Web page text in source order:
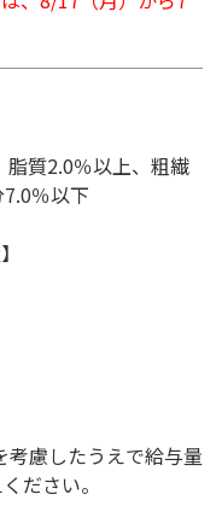
脂質2.0％以上、粗繊
％以下
慮したうえで給与量
ださい。